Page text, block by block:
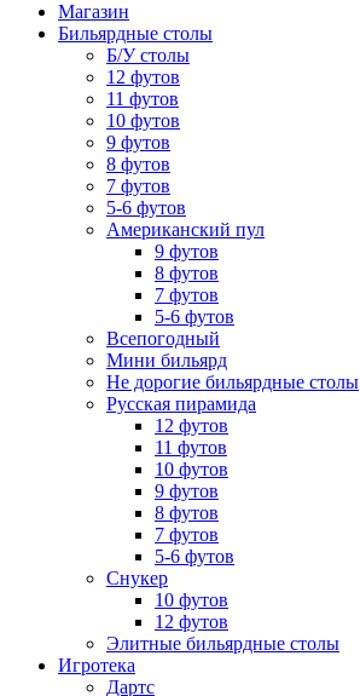
Магазин
Бильярдные столы
Б/У столы
12 футов
11 футов
10 футов
9 футов
8 футов
7 футов
5-6 футов
Американский пул
9 футов
8 футов
7 футов
5-6 футов
Всепогодный
Мини бильярд
Не дорогие бильярдные столы
Русская пирамида
12 футов
11 футов
10 футов
9 футов
8 футов
7 футов
5-6 футов
Снукер
10 футов
12 футов
Элитные бильярдные столы
Игротека
Дартс